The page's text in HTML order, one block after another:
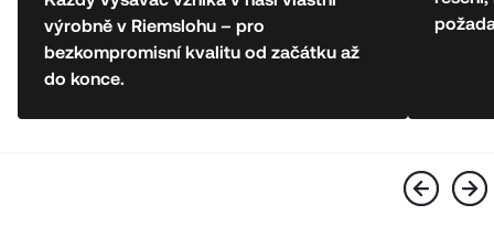
výrobně v Riemslohu – pro
bezkompromisní kvalitu od začátku až
do konce.